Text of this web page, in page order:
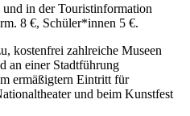
in der Touristinformation
8 €, Schüler*innen 5 €.
kostenfrei zahlreiche Museen
an einer Stadtführung
ermäßigtern Eintritt für
und beim Kunstfest